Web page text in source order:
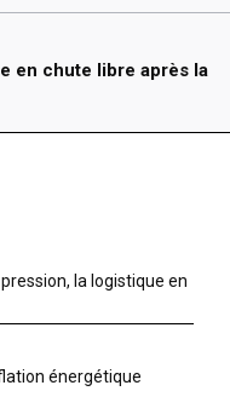
en chute libre après la
la logistique en
énergétique